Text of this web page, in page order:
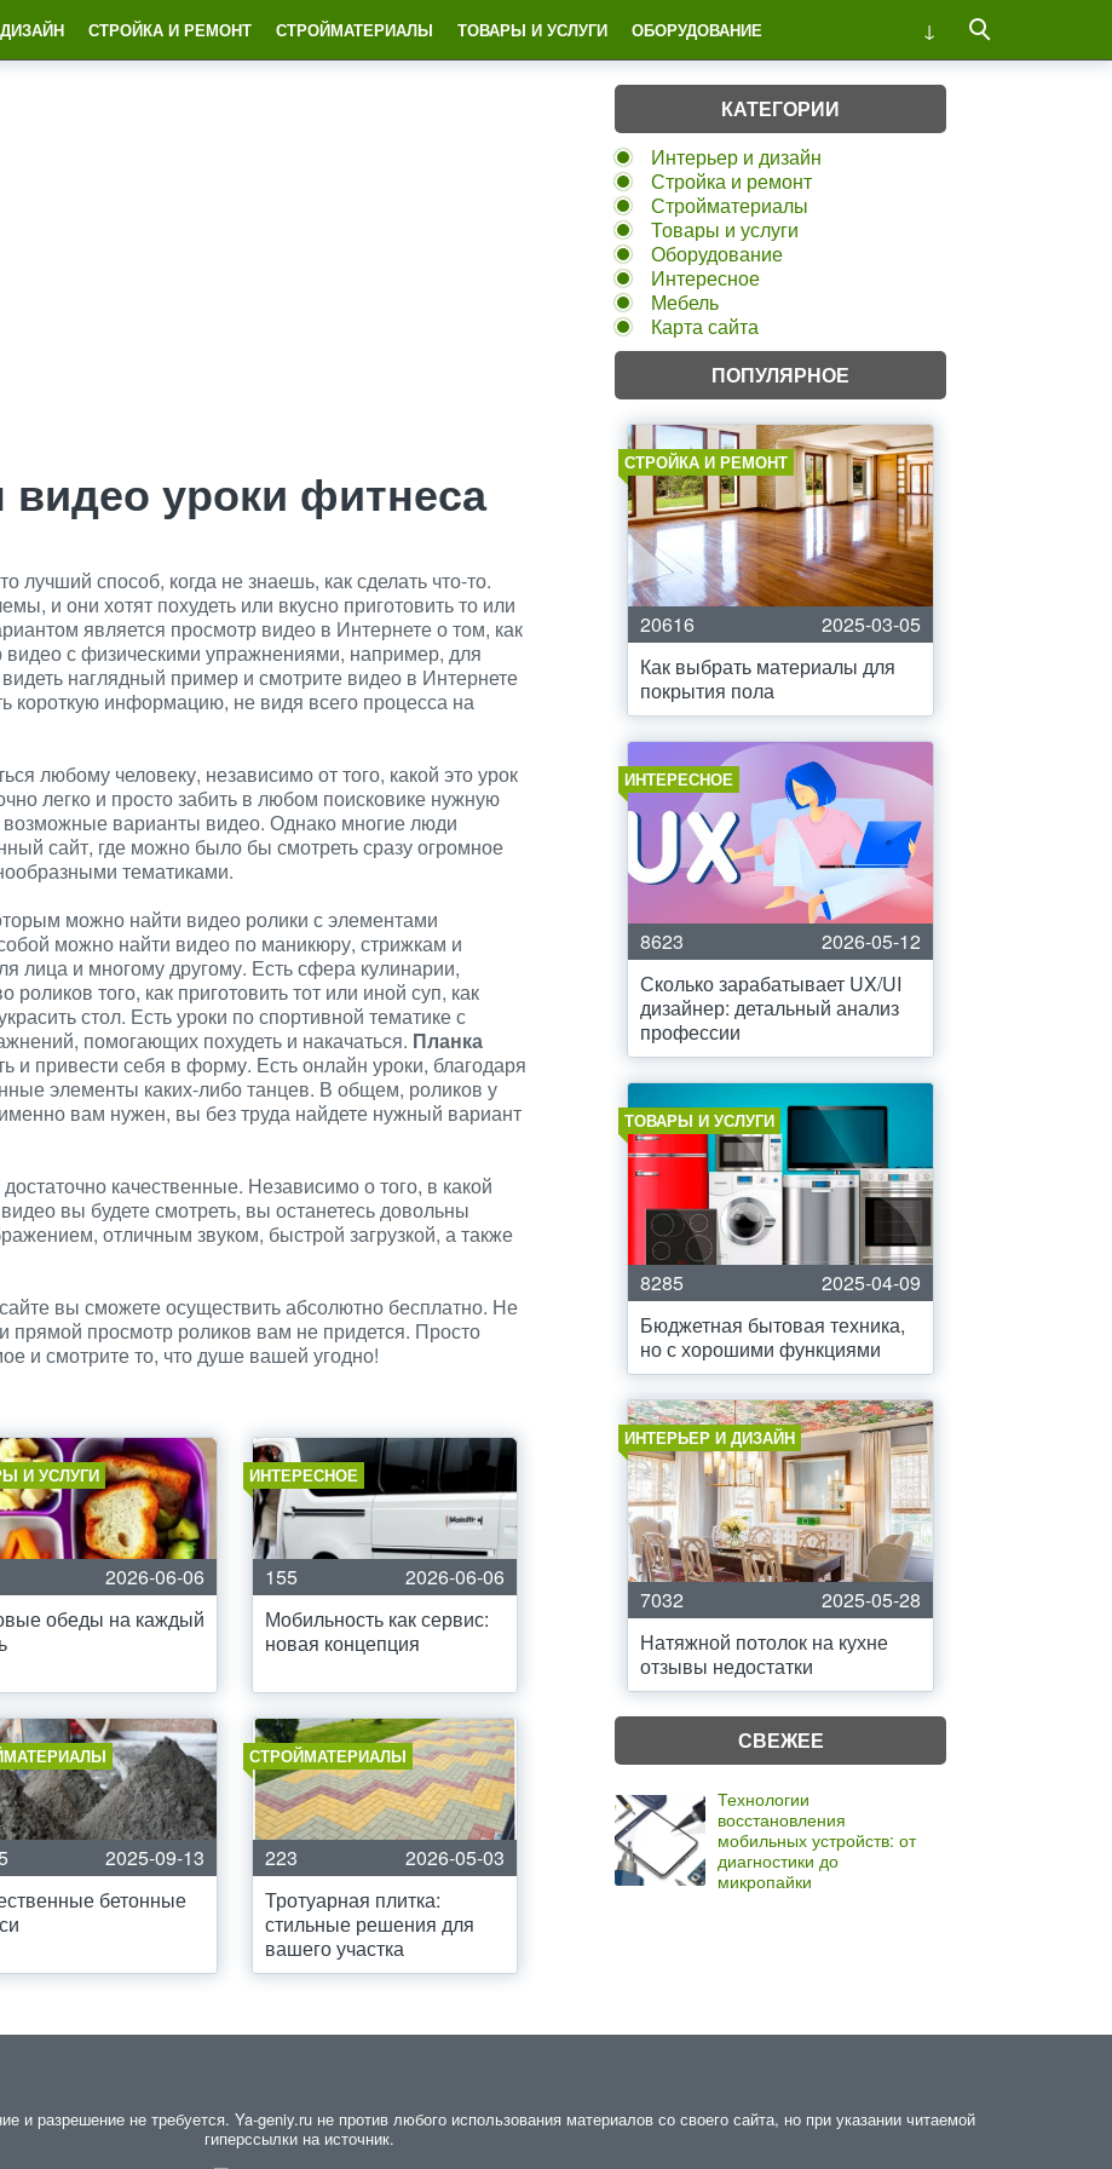
СТРОЙКА И РЕМОНТ СТРОЙМАТЕРИАЛЫ ТОВАРЫ И УСЛУГИ ОБОРУДОВАНИЕ
уроки фитнеса
лучший способ, когда не знаешь, как сделать что-то.
и они хотят похудеть или вкусно приготовить то или
является просмотр видео в Интернете о том, как
видео с физическими упражнениями, например, для
наглядный пример и смотрите видео в Интернете
короткую информацию, не видя всего процесса на
любому человеку, независимо от того, какой это урок
легко и просто забить в любом поисковике нужную
варианты видео. Однако многие люди
сайт, где можно было бы смотреть сразу огромное
тематиками.
можно найти видео ролики с элементами
можно найти видео по маникюру, стрижкам и
лица и многому другому. Есть сфера кулинарии,
роликов того, как приготовить тот или иной суп, как
стол. Есть уроки по спортивной тематике с
помогающих похудеть и накачаться. Планка
и привести себя в форму. Есть онлайн уроки, благодаря
элементы каких-либо танцев. В общем, роликов у
вам нужен, вы без труда найдете нужный вариант
качественные. Независимо о того, в какой
вы будете смотреть, вы останетесь довольны
отличным звуком, быстрой загрузкой, а также
вы сможете осуществить абсолютно бесплатно. Не
прямой просмотр роликов вам не придется. Просто
и смотрите то, что душе вашей угодно!
И УСЛУГИ
2026-06-06
обеды на каждый
ИНТЕРЕСНОЕ
155
2026-06-06
Мобильность как сервис:
новая концепция
2025-09-13
бетонные
СТРОЙМАТЕРИАЛЫ
223
2026-05-03
Тротуарная плитка:
стильные решения для
вашего участка
КАТЕГОРИИ
Интерьер и дизайн
Стройка и ремонт
Стройматериалы
Товары и услуги
Оборудование
Интересное
Мебель
Карта сайта
ПОПУЛЯРНОЕ
СТРОЙКА И РЕМОНТ
20616
2025-03-05
Как выбрать материалы для
покрытия пола
ИНТЕРЕСНОЕ
8623
2026-05-12
Сколько зарабатывает UX/UI
дизайнер: детальный анализ
профессии
ТОВАРЫ И УСЛУГИ
8285
2025-04-09
Бюджетная бытовая техника,
но с хорошими функциями
ИНТЕРЬЕР И ДИЗАЙН
7032
2025-05-28
Натяжной потолок на кухне
отзывы недостатки
СВЕЖЕЕ
Технологии
восстановления
мобильных устройств: от
диагностики до
микропайки
разрешение не требуется. Ya-geniy.ru не против любого использования материалов со своего сайта, но при указании читаемой
гиперссылки на источник.